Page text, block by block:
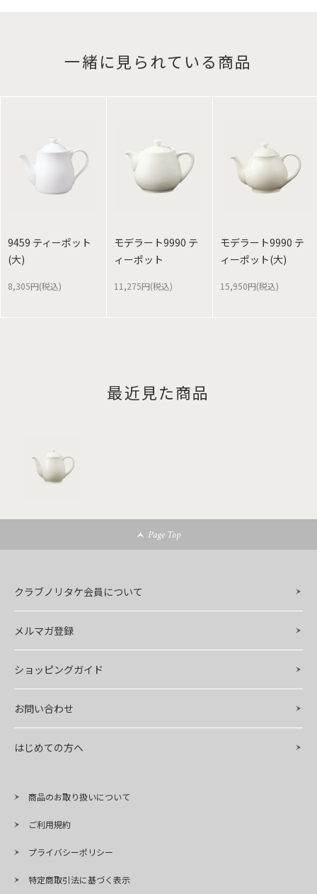
一緒に見られている商品
9459 ティーポット
(大)
8,305円(税込)
モデラート9990 テ
ィーポット
11,275円(税込)
モデラート9990 テ
ィーポット(大)
15,950円(税込)
最近見た商品
Page Top
クラブノリタケ会員について
メルマガ登録
ショッピングガイド
お問い合わせ
はじめての方へ
商品のお取り扱いについて
ご利用規約
プライバシーポリシー
特定商取引法に基づく表示